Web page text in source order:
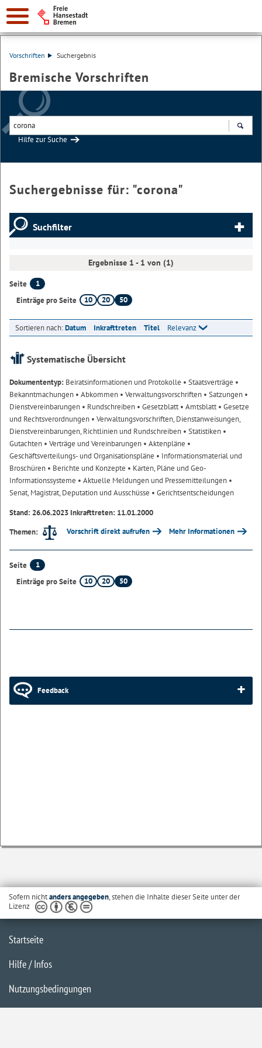
Vorschriften Suchergebnis
Bremische Vorschriften
Hilfe zur Suche
Suchergebnisse für: "corona"
Suchfilter
Ergebnisse 1 - 1 von (1)
Seite
1
Einträge pro Seite
10 20 50
Sortieren nach:Datum Inkrafttreten Titel Relevanz
Systematische Übersicht
Dokumententyp: Beiratsinformationen und Protokolle • Staatsverträge •
Bekanntmachungen • Abkommen • Verwaltungsvorschriften • Satzungen •
Dienstvereinbarungen • Rundschreiben • Gesetzblatt• Amtsblatt• Gesetze
und Rechtsverordnungen • Verwaltungsvorschriften, Dienstanweisungen,
Dienstvereinbarungen, Richtlinien und Rundschreiben • Statistiken •
Gutachten • Verträge und Vereinbarungen • Aktenpläne •
Geschäftsverteilungs- und Organisationspläne • Informationsmaterial und
Broschüren • Berichte und Konzepte • Karten, Pläne und Geo-
Informationssysteme • Aktuelle Meldungen und Pressemitteilungen •
Senat, Magistrat, Deputation und Ausschüsse • Gerichtsentscheidungen
Stand: 26.06.2023 Inkrafttreten: 11.01.2000
Themen:
Vorschrift direkt aufrufen Mehr Informationen
Seite
1
Einträge pro Seite
10 20 50
Feedback
Sofern nichtanders angegeben, stehen die Inhalte dieser Seite unter der
Lizenz
Startseite
Hilfe / Infos
Nutzungsbedingungen